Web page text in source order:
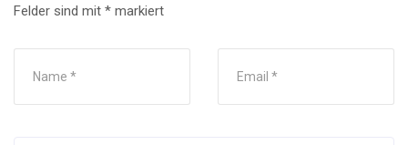
Felder sind mit * markiert